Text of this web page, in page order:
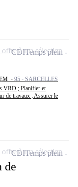
- 95 - SARCELLES
VRD ; Planifier et
de travaux ; Assurer le
CDITemps plein
à ma sélection
de
CDITemps plein
à ma sélection